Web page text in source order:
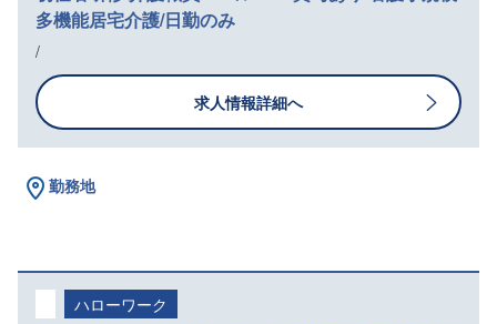
多機能居宅介護/日勤のみ
/
求人情報詳細へ
勤務地
ハローワーク